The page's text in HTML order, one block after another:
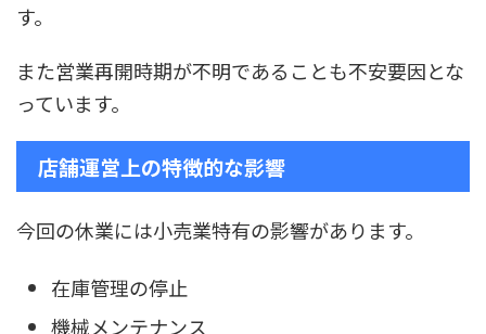
す。
また営業再開時期が不明であることも不安要因とな
っています。
店舗運営上の特徴的な影響
今回の休業には小売業特有の影響があります。
在庫管理の停止
機械メンテナンス